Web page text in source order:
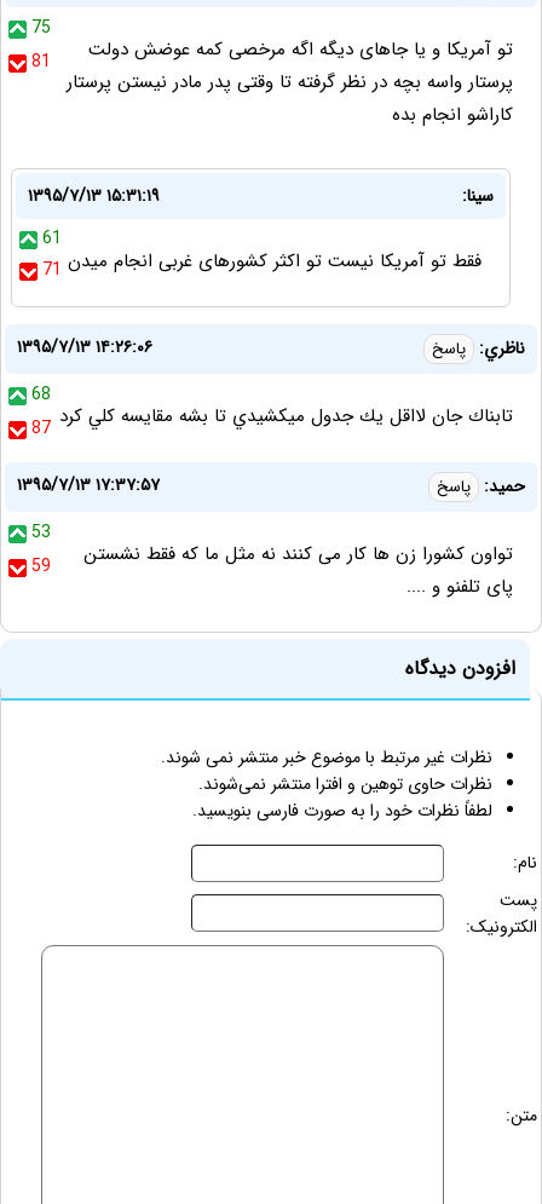
75
81
تو آمریکا و یا جاهای دیگه اگه مرخصی کمه عوضش دولت
پرستار واسه بچه در نظر گرفته تا وقتی پدر مادر نیستن پرستار
کاراشو انجام بده
سینا:
۱۳۹۵/۷/۱۳ ۱۵:۳۱:۱۹
61
71 فقط تو آمریکا نیست تو اکثر کشورهای غربی انجام میدن
ناظري: پاسخ
۱۳۹۵/۷/۱۳ ۱۴:۲۶:۰۶
68
87 تابناك جان لااقل يك جدول ميكشيدي تا بشه مقايسه كلي كرد
حمید: پاسخ
۱۳۹۵/۷/۱۳ ۱۷:۳۷:۵۷
53
59
تواون کشورا زن ها کار می کنند نه مثل ما که فقط نشستن
پای تلفنو و ....
افزودن دیدگاه
نظرات غیر مرتبط با موضوع خبر منتشر نمی شوند.
نظرات حاوی توهین و افترا منتشر نمی‌شوند.
لطفاً نظرات خود را به صورت فارسی بنویسید.
نام:
پست
الکترونیک:
متن: